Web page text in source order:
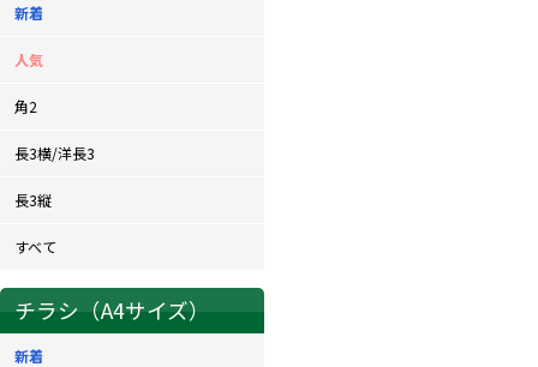
新着
人気
角2
長3横/洋長3
長3縦
すべて
チラシ（A4サイズ）
新着